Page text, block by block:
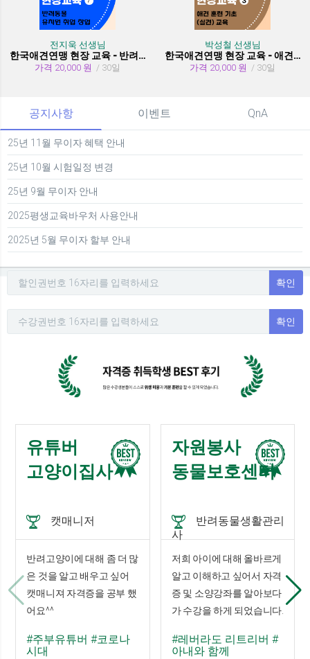
전지욱 선생님
한국애견연맹 현장 교육 - 반려동물 유치원 취창업
가격 20,000 원 / 30일
박성철 선생님
한국애견연맹 현장 교육 - 애견 훈련 기초 (실견)
가격 20,000 원 / 30일
공지사항 이벤트 QnA
25년 11월 무이자 혜택 안내
25년 10월 시험일정 변경
25년 9월 무이자 안내
2025평생교육바우처 사용안내
2025년 5월 무이자 할부 안내
확인
확인
유튜버
고양이집사
캣매니저
반려고양이에 대해 좀 더 많
은 것을 알고 배우고 싶어
캣매니져 자격증을 공부 했
어요^^
#주부유튜버 #코로나
시대
자원봉사
동물보호센터
반려동물생활관리
사
저희 아이에 대해 올바르게
알고 이해하고 싶어서 자격
증 및 소양강좌를 알아보다
가 수강을 하게 되었습니다.
#레버라도 리트리버 #
아내와 함께